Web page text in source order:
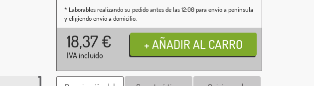
* Laborables realizando su pedido antes de las 12:00 para envío a península
y eligiendo envío a domicilio.
18,37 €
IVA incluido